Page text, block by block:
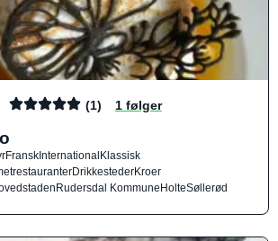
(1) 1 følger
FranskInternationalKlassisk
DrikkestederKroer
Rudersdal KommuneHolteSøllerød